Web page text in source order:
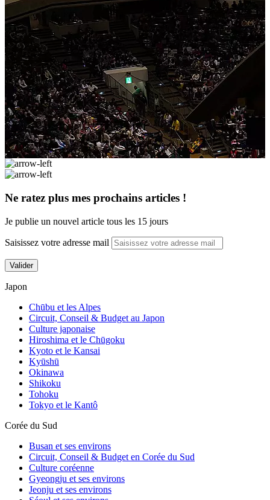
Assister à un tournoi de sumo à Tokyo :
mon expérience
Ne ratez plus mes prochains articles !
Je publie un nouvel article tous les 15 jours
Saisissez votre adresse mail
Valider
Japon
Chūbu et les Alpes
Circuit, Conseil & Budget au Japon
Culture japonaise
Hiroshima et le Chūgoku
Kyoto et le Kansai
Kyūshū
Okinawa
Shikoku
Tohoku
Tokyo et le Kantô
Corée du Sud
Busan et ses environs
Circuit, Conseil & Budget en Corée du Sud
Culture coréenne
Gyeongju et ses environs
Jeonju et ses environs